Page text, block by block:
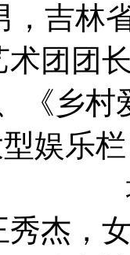
林省
团团
《乡
娱乐
秀杰，